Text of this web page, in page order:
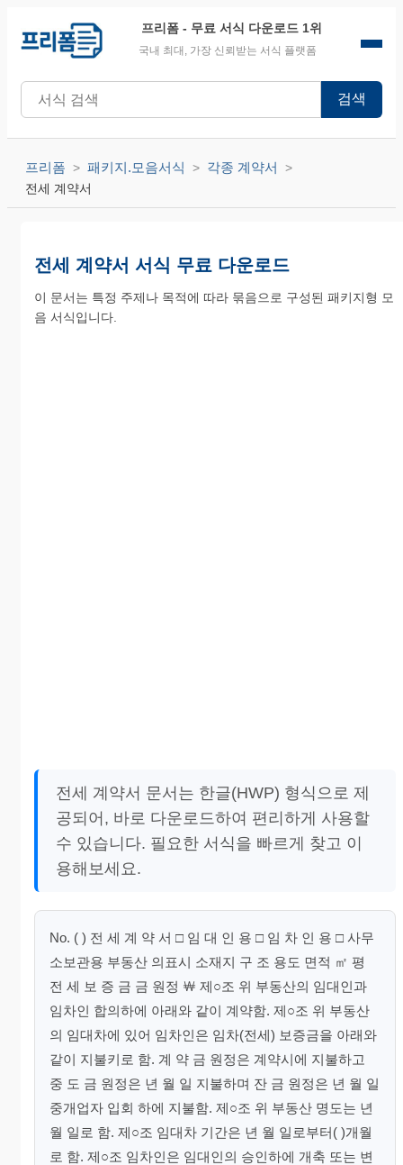
프리폼 - 무료 서식 다운로드 1위
국내 최대, 가장 신뢰받는 서식 플랫폼
검색
프리폼 패키지.모음서식 각종 계약서
전세 계약서
전세 계약서 서식 무료 다운로드
이 문서는 특정 주제나 목적에 따라 묶음으로 구성된 패키지형 모
음 서식입니다.
전세 계약서 문서는 한글(HWP) 형식으로 제
공되어, 바로 다운로드하여 편리하게 사용할
수 있습니다. 필요한 서식을 빠르게 찾고 이
용해보세요.
No. ( ) 전 세 계 약 서 □ 임 대 인 용 □ 임 차 인 용 □ 사무
소보관용 부동산 의표시 소재지 구 조 용도 면적 ㎡ 평
전 세 보 증 금 금 원정 ￦ 제○조 위 부동산의 임대인과
임차인 합의하에 아래와 같이 계약함. 제○조 위 부동산
의 임대차에 있어 임차인은 임차(전세) 보증금을 아래와
같이 지불키로 함. 계 약 금 원정은 계약시에 지불하고
중 도 금 원정은 년 월 일 지불하며 잔 금 원정은 년 월 일
중개업자 입회 하에 지불함. 제○조 위 부동산 명도는 년
월 일로 함. 제○조 임대차 기간은 년 월 일로부터( )개월
로 함. 제○조 임차인은 임대인의 승인하에 개축 또는 변